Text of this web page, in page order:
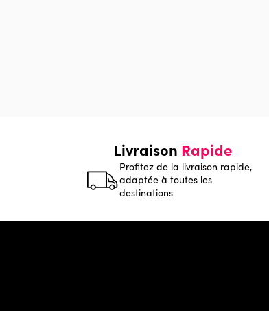
Livraison Rapide
Profitez de la livraison rapide,
adaptée à toutes les
destinations